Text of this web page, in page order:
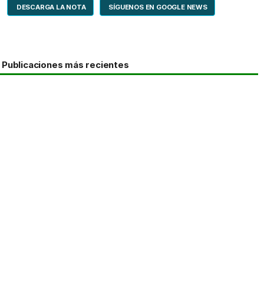
DESCARGA LA NOTA SÍGUENOS EN GOOGLE NEWS
Publicaciones más recientes